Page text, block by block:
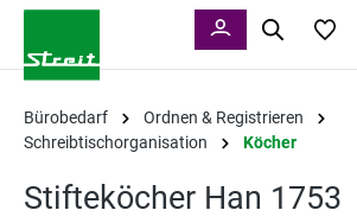
Bürobedarf
Ordnen & Registrieren
Schreibtischorganisation
Köcher
Stifteköcher Han 1753